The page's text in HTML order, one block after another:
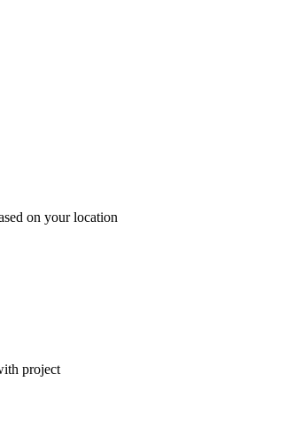
on your location
project